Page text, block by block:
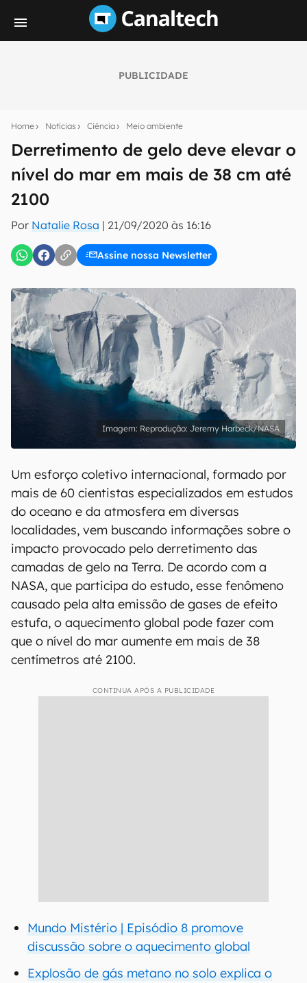
PUBLICIDADE
Home Notícias Ciência Meio ambiente
Derretimento de gelo deve elevar o
nível do mar em mais de 38 cm até
2100
Por Natalie Rosa | 21/09/2020 às 16:16
Assine nossa Newsletter
notícias e reviews sobre tecnologia em primeira
E-mail
inscreva-se
Uso e Política de Privacidade do Canaltech.
Reprodução: Jeremy Harbeck/NASA
Um esforço coletivo internacional, formado por
mais de 60 cientistas especializados em estudos
do oceano e da atmosfera em diversas
localidades, vem buscando informações sobre o
impacto provocado pelo derretimento das
camadas de gelo na Terra. De acordo com a
NASA, que participa do estudo, esse fenômeno
causado pela alta emissão de gases de efeito
estufa, o aquecimento global pode fazer com
que o nível do mar aumente em mais de 38
centímetros até 2100.
CONTINUA APÓS A PUBLICIDADE
Mundo Mistério | Episódio 8 promove
discussão sobre o aquecimento global
Explosão de gás metano no solo explica o